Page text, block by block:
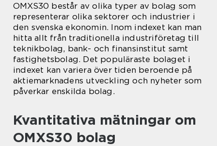
OMXS30 består av olika typer av bolag som
representerar olika sektorer och industrier i
den svenska ekonomin. Inom indexet kan man
hitta allt från traditionella industriföretag till
teknikbolag, bank- och finansinstitut samt
fastighetsbolag. Det populäraste bolaget i
indexet kan variera över tiden beroende på
aktiemarknadens utveckling och nyheter som
påverkar enskilda bolag.
Kvantitativa mätningar om
OMXS30 bolag